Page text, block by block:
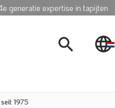
generatie expertise in tapijten
1975